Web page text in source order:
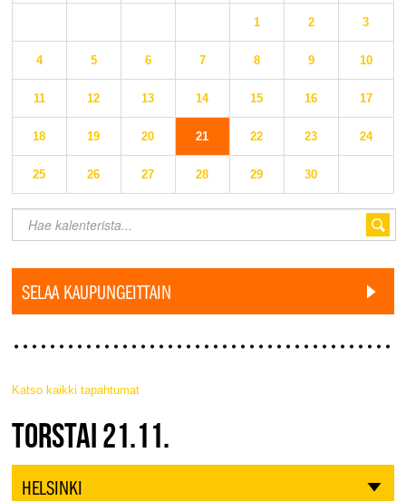
1 2 3
4 5 6 7 8 9 10
11 12 13 14 15 16 17
18 19 20 21 22 23 24
25 26 27 28 29 30
SELAA KAUPUNGEITTAIN
Katso kaikki tapahtumat
JAZZ FINLAND LIVE
TORSTAI 21.11.
HELSINKI